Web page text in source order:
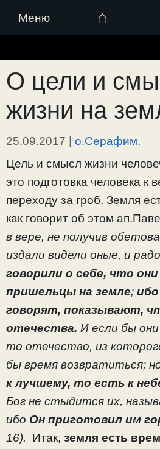
Меню ⌂
к
содержимому
О цели и
жизни на
25.09.2017 | о.Серафим.
Цель и смысл жизни
это подготовка человека к
переходу за гроб. Земля
как говорит об этом
в вере, не получив
издали видели оные, и
говорили о себе, что
пришельцы на земле;
говорят, показывают,
отечества. И если бы
то отечество, из
бы время возвратиться;
к лучшему, то есть к
Бог не стыдится их,
ибо Он приготовил им
16). Итак, земля есть